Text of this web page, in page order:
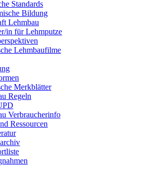
Standards
Bildung
Lehmbau
in für Lehmputze
Lehmbaufilme
Merkblätter
Regeln
Verbraucherinfo
Ressourcen